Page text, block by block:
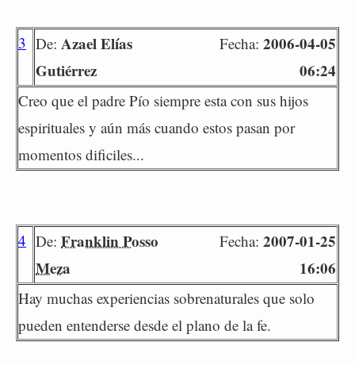
3 De: Azael Elías
Gutiérrez
Fecha: 2006-04-05
06:24
Creo que el padre Pío siempre esta con sus hijos
espirituales y aún más cuando estos pasan por
momentos dificiles...
4 De: Franklin Posso
Meza
Fecha: 2007-01-25
16:06
Hay muchas experiencias sobrenaturales que solo
pueden entenderse desde el plano de la fe.